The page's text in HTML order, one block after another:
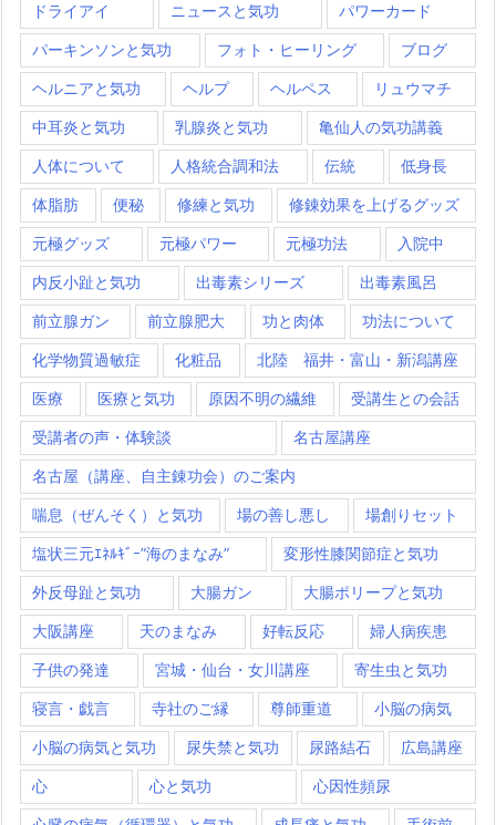
ドライアイ ニュースと気功 パワーカード
パーキンソンと気功 フォト・ヒーリング ブログ
ヘルニアと気功 ヘルプ ヘルペス リュウマチ
中耳炎と気功 乳腺炎と気功 亀仙人の気功講義
人体について 人格統合調和法 伝統 低身長
体脂肪 便秘 修練と気功 修錬効果を上げるグッズ
元極グッズ 元極パワー 元極功法 入院中
内反小趾と気功 出毒素シリーズ 出毒素風呂
前立腺ガン 前立腺肥大 功と肉体 功法について
化学物質過敏症 化粧品 北陸 福井・富山・新潟講座
医療 医療と気功 原因不明の繊維 受講生との会話
受講者の声・体験談 名古屋講座
名古屋（講座、自主錬功会）のご案内
喘息（ぜんそく）と気功 場の善し悪し 場創りセット
塩状三元ｴﾈﾙｷﾞｰ”海のまなみ” 変形性膝関節症と気功
外反母趾と気功 大腸ガン 大腸ポリープと気功
大阪講座 天のまなみ 好転反応 婦人病疾患
子供の発達 宮城・仙台・女川講座 寄生虫と気功
寝言・戯言 寺社のご縁 尊師重道 小脳の病気
小脳の病気と気功 尿失禁と気功 尿路結石 広島講座
心 心と気功 心因性頻尿